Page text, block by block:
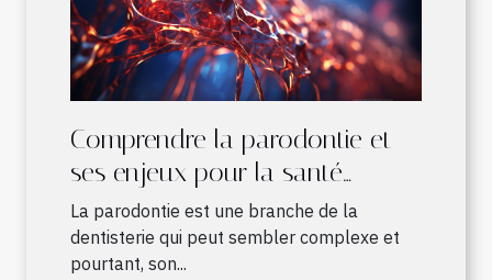
Comprendre la parodontie et
ses enjeux pour la santé
bucco-dentaire
La parodontie est une branche de la
dentisterie qui peut sembler complexe et
pourtant, son...